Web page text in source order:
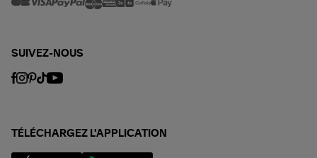
SUIVEZ-NOUS
TÉLÉCHARGEZ L'APPLICATION